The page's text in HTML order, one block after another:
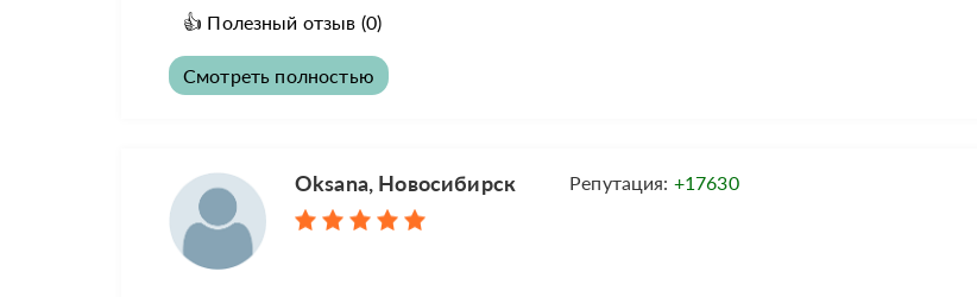
👍 Полезный отзыв (0)
Смотреть полностью
Oksana, Новосибирск Репутация: +17630